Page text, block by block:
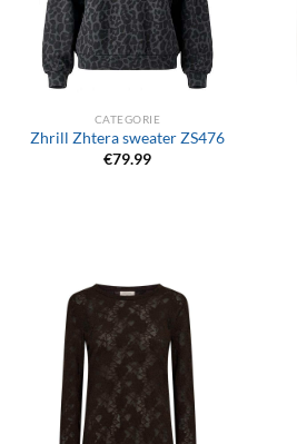
CATEGORIE
Zhrill Zhtera sweater ZS476
€79.99